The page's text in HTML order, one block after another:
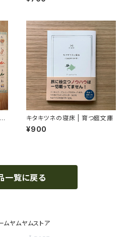
キタキツネの寝床 | 育つ庭文庫
¥900
一覧に戻る
ムヤムヤムストア